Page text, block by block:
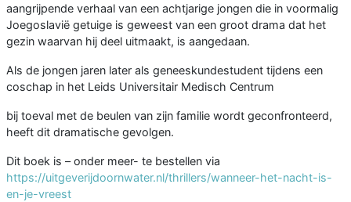
aangrijpende verhaal van een achtjarige jongen die in voormalig
Joegoslavië getuige is geweest van een groot drama dat het
gezin waarvan hij deel uitmaakt, is aangedaan.
Als de jongen jaren later als geneeskundestudent tijdens een
coschap in het Leids Universitair Medisch Centrum
bij toeval met de beulen van zijn familie wordt geconfronteerd,
heeft dit dramatische gevolgen.
Dit boek is – onder meer- te bestellen via
https://uitgeverijdoornwater.nl/thrillers/wanneer-het-nacht-is-
en-je-vreest